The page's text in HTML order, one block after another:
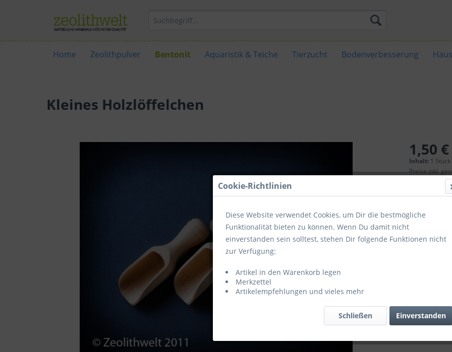
Home Zeolithpulver Bentonit Aquaristik & Teiche Tierzucht Bodenverbesserung
Kleines Holzlöffelchen
1,50
Inhalt: 1 Stück
Preise inkl.
Sofort
Cookie-Richtlinien
Diese Website verwendet Cookies, um Dir die bestmögliche
Funktionalität bieten zu können. Wenn Du damit nicht
einverstanden sein solltest, stehen Dir folgende Funktionen nicht
zur Verfügung:
Artikel in den Warenkorb legen
Merkzettel
Artikelempfehlungen und vieles mehr
Einverstanden
Schließen